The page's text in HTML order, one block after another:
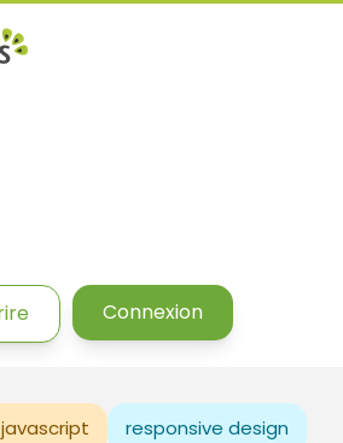
Connexion
javascript responsive design